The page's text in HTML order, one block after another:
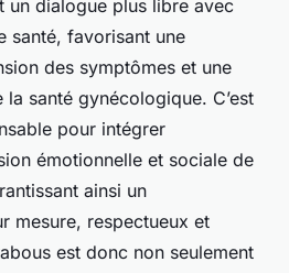
un dialogue plus libre avec
santé, favorisant une
des symptômes et une
santé gynécologique. C’est
pour intégrer
émotionnelle et sociale de
ainsi un
mesure, respectueux et
est donc non seulement